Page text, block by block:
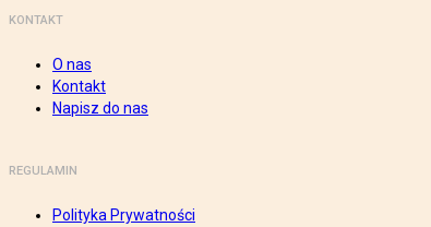
KONTAKT
O nas
Kontakt
Napisz do nas
REGULAMIN
Polityka Prywatności